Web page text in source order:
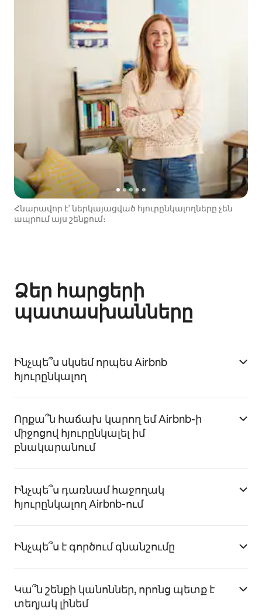
Հնարավոր է՝ ներկայացված հյուրընկալողները չեն
ապրում այս շենքում։
Ձեր հարցերի
պատասխանները
Ինչպե՞ս սկսեմ որպես Airbnb
հյուրընկալող
Որքա՞ն հաճախ կարող եմ Airbnb-ի
միջոցով հյուրընկալել իմ
բնակարանում
Ինչպե՞ս դառնամ հաջողակ
հյուրընկալող Airbnb-ում
Ինչպե՞ս է գործում գնանշումը
Կա՞ն շենքի կանոններ, որոնց պետք է
տեղյակ լինեմ